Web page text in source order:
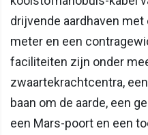
drijvende aardhaven
meter en een
faciliteiten zijn onder
zwaartekrachtcentra,
baan om de aarde, een
een Mars-poort en een